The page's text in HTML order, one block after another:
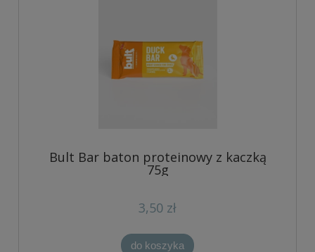
Bult Bar baton proteinowy z kaczką
75g
3,50 zł
do koszyka